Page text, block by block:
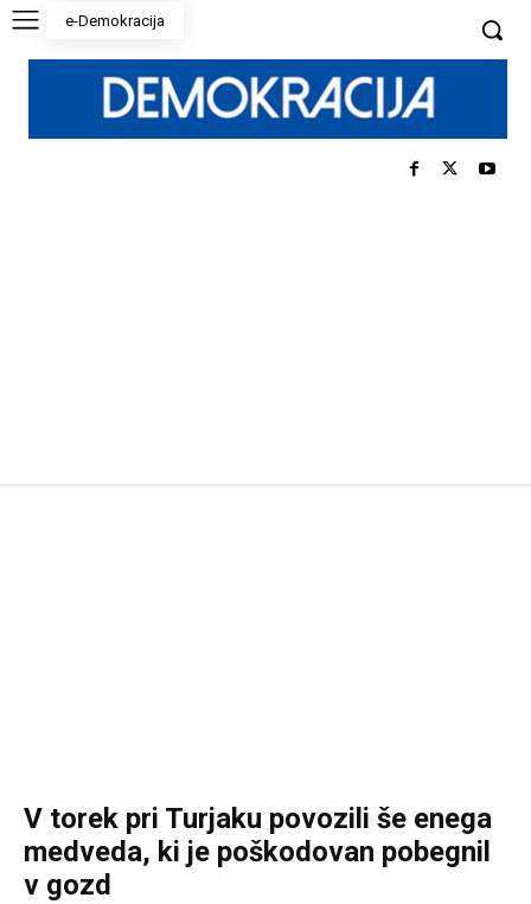
e-Demokracija
V torek pri Turjaku povozili še enega
medveda, ki je poškodovan pobegnil
v gozd